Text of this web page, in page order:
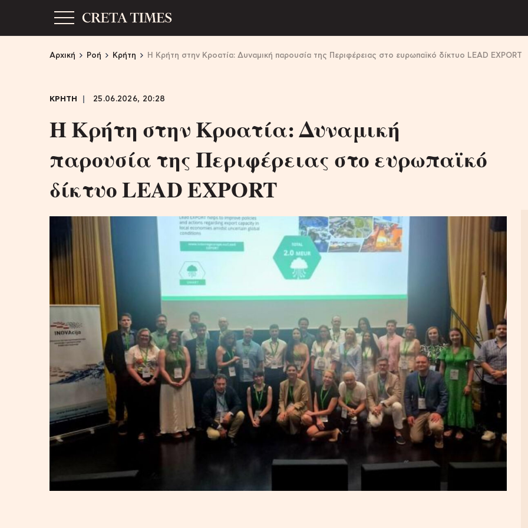
Αρχική Ροή Κρήτη Η Κρήτη στην Κροατία: Δυναμική παρουσία της Περιφέρειας στο ευρωπαϊκό δίκτυο LEAD EXPORT
ΚΡΗΤΗ 25.06.2026, 20:28
Η Κρήτη στην Κροατία: Δυναμική
παρουσία της Περιφέρειας στο ευρωπαϊκό
δίκτυο LEAD EXPORT